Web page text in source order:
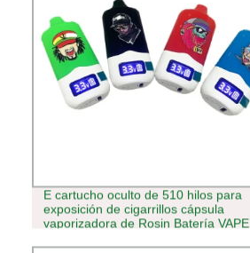
E cartucho oculto de 510 hilos para
exposición de cigarrillos cápsula
vaporizadora de Rosin Batería VAPE